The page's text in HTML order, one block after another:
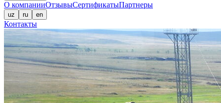
О компанииОтзывыСертификатыПартнеры
uz ru en
Контакты